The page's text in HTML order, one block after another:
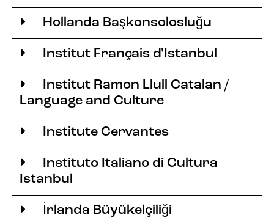
Hollanda Başkonsolosluğu
Institut Français d'Istanbul
Institut Ramon Llull Catalan /
Language and Culture
Institute Cervantes
Instituto Italiano di Cultura
Istanbul
İrlanda Büyükelçiliği